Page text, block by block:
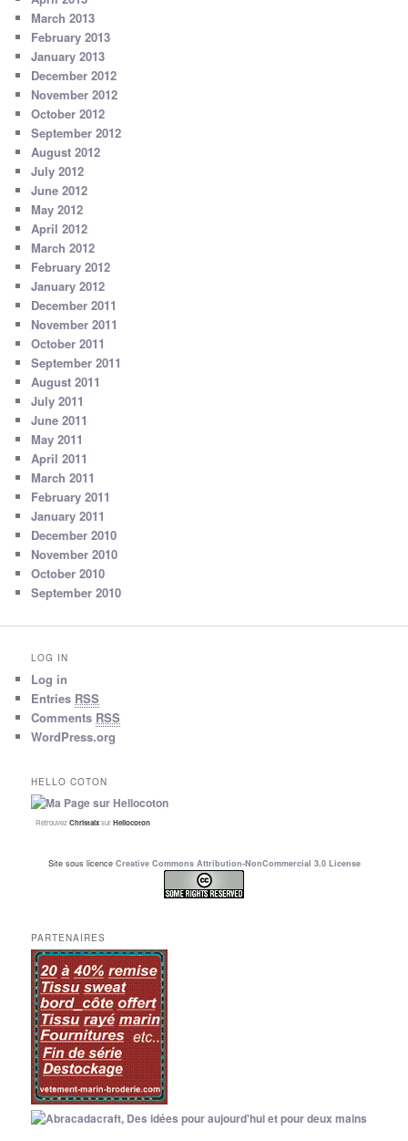
March 2013
February 2013
January 2013
December 2012
November 2012
October 2012
September 2012
August 2012
July 2012
June 2012
May 2012
April 2012
March 2012
February 2012
January 2012
December 2011
November 2011
October 2011
September 2011
August 2011
July 2011
June 2011
May 2011
April 2011
March 2011
February 2011
January 2011
December 2010
November 2010
October 2010
September 2010
LOG IN
Log in
Entries RSS
Comments RSS
WordPress.org
HELLO COTON
RetrouvezChristalxsurHellocoton
Site sous licence Creative Commons Attribution-NonCommercial 3.0 License
PARTENAIRES